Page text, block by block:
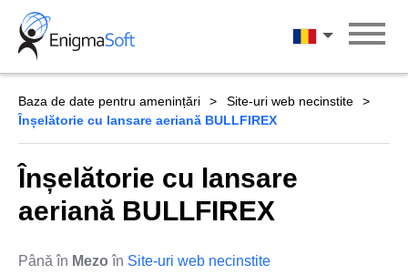
Skip
content
Română
Baza de date pentru amenințări
Site-uri web necinstite
Înșelătorie cu lansare aeriană BULLFIREX
Înșelătorie cu lansare
aeriană BULLFIREX
Până în Mezo în Site-uri web necinstite